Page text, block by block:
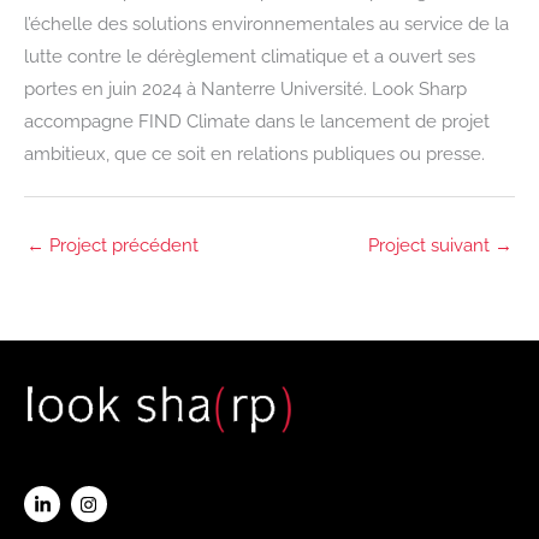
l’échelle des solutions environnementales au service de la
lutte contre le dérèglement climatique et a ouvert ses
portes en juin 2024 à Nanterre Université. Look Sharp
accompagne FIND Climate dans le lancement de projet
ambitieux, que ce soit en relations publiques ou presse.
← Project précédent Project suivant →